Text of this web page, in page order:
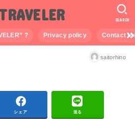
? Privacy policy Contact
SEARCH
saitorhino
シェア 送る